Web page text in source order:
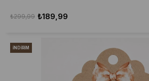
₺189,99
₺299,99
İNDIRIM